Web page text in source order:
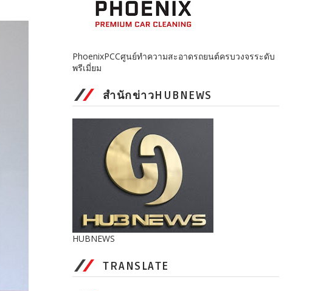
PhoenixPCCศูนย์ทำความสะอาดรถยนต์ครบวงจรระดับ
พรีเมี่ยม
สำนักข่าวHUBNEWS
HUBNEWS
TRANSLATE